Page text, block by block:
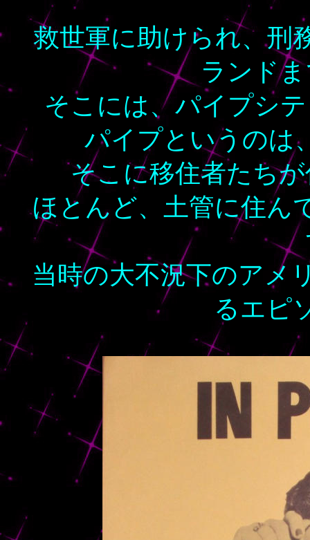
救世軍に助けられ、刑
ランド
そこには、パイプシ
パイプというのは
そこに移住者たち
ほとんど、土管に住ん
当時の大不況下のアメ
るエピ